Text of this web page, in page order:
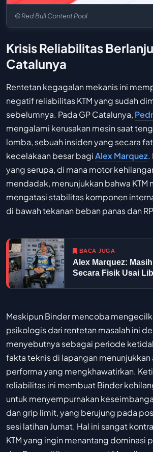
© Red Bull Content Pool
Krisis Reliabilitas
Catalunya
Rentetan kegagalan mekanis ini
negatif reliabilitas KTM yang sudah
sebelumnya. Pada GP Catalunya,
mengalami kerusakan mesin saat
lomba, sebuah insiden yang secara
kecelakaan besar bagiAlex Marquez.
yang serupa, di mana motor
mendadak, menunjukkan bahwa KTM
mengatasi stabilitas komponen
di bawah tekanan beban panas dan
BACA JUGA
Alex Marquez:
Secara Fisik Usai
Meskipun Binder mencoba
psikologis dari rentetan masalah ini
menyebutnya sebagai periode
fakta teknis di lapangan menunjukkan
performa yang mengkhawatirkan.
reliabilitas ini membuat Binder
untuk menyempurnakan
dan grip limit, yang berujung pada
sesi latihan Jumat. Hal ini sangat
KTM yang ingin menantang dominasi